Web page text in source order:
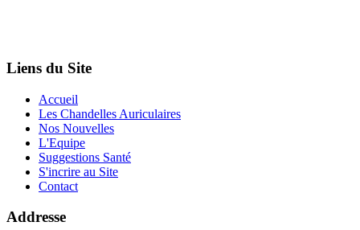
Liens du Site
Accueil
Les Chandelles Auriculaires
Nos Nouvelles
L'Equipe
Suggestions Santé
S'incrire au Site
Contact
Addresse